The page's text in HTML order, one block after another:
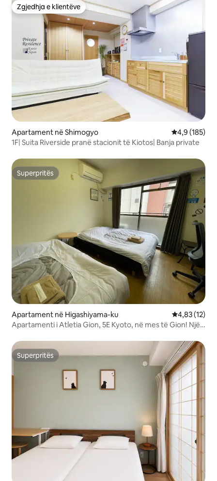
Zgjedhja e klientëve
Zgjedhja e klientëve
Apartament në Shimogyo Vlerësimi
4,9 (185)
1F| Suita Riverside pranë stacionit të Kiotos| Banja private
Superpritës
Superpritës
Apartament në Higashiyama-ku Vlerësimi
4,83 (12)
Apartamenti i Atletia Gion, 5E Kyoto, në mes të Gion! Një
udhëtimin tuaj si të jetonit aty.
Superpritës
Superpritës